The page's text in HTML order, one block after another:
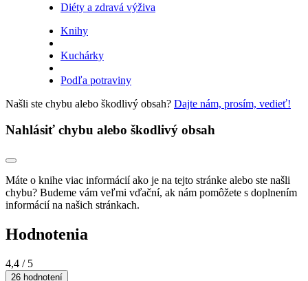
Diéty a zdravá výživa
Knihy
Kuchárky
Podľa potraviny
Našli ste chybu alebo škodlivý obsah? Dajte nám, prosím, vedieť!
Nahlásiť chybu alebo škodlivý obsah
Máte o knihe viac informácií ako je na tejto stránke alebo ste našli
chybu? Budeme vám veľmi vďační, ak nám pomôžete s doplnením
informácií na našich stránkach.
Hodnotenia
4,4 / 5
26 hodnotení